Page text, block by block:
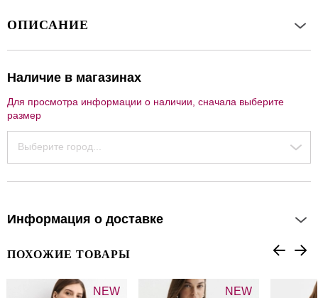
ОПИСАНИЕ
Наличие в магазинах
Для просмотра информации о наличии, сначала выберите
размер
Выберите город...
Информация о доставке
ПОХОЖИЕ ТОВАРЫ
NEW NEW